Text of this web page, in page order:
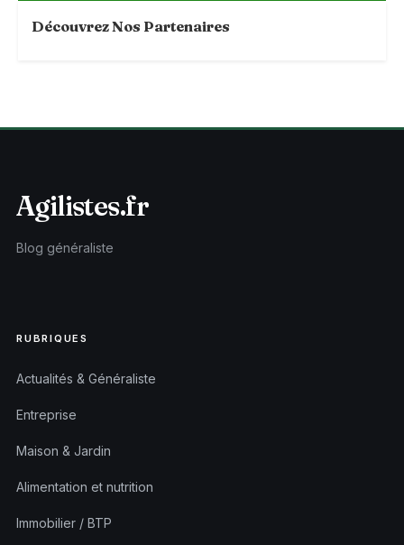
Découvrez Nos Partenaires
Agilistes.fr
Blog généraliste
RUBRIQUES
Actualités & Généraliste
Entreprise
Maison & Jardin
Alimentation et nutrition
Immobilier / BTP